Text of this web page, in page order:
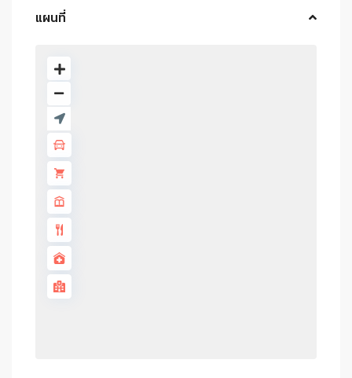
แผนที่